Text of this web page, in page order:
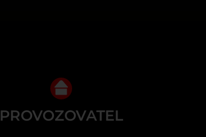
PROVOZOVATEL